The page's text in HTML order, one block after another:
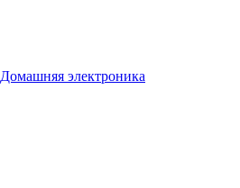
Домашняя электроника